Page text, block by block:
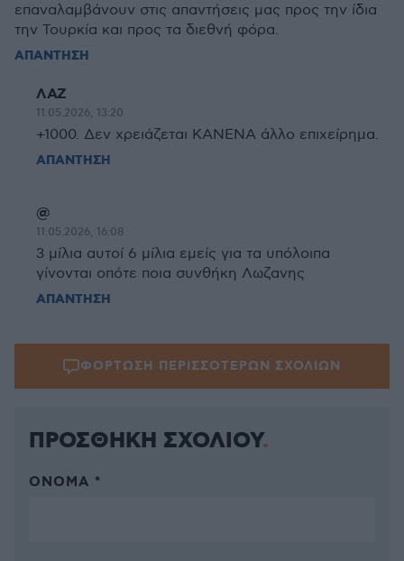
επαναλαμβάνουν στις απαντήσεις μας προς την ίδια
την Τουρκία και προς τα διεθνή φόρα.
ΑΠΑΝΤΗΣΗ
ΛΑΖ
11.05.2026, 13:20
+1000. Δεν χρειάζεται ΚΑΝΕΝΑ άλλο επιχείρημα.
ΑΠΑΝΤΗΣΗ
@
11.05.2026, 16:08
3 μίλια αυτοί 6 μίλια εμείς για τα υπόλοιπα
γίνονται οπότε ποια συνθήκη Λωζανης
ΑΠΑΝΤΗΣΗ
ΦΟΡΤΩΣΗ ΠΕΡΙΣΣΟΤΕΡΩΝ ΣΧΟΛΙΩΝ
ΠΡΟΣΘΗΚΗ ΣΧΟΛΙΟΥ
ΌΝΟΜΑ *